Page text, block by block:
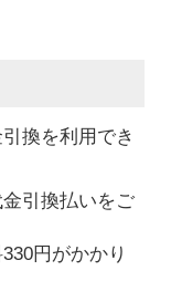
換を利用でき
引換払いをご
円がかかり